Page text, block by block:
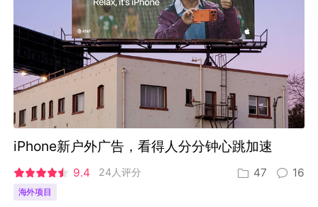
iPhone新户外广告，看得人分分钟心跳加速
9.4 24人评分 47 16
海外项目